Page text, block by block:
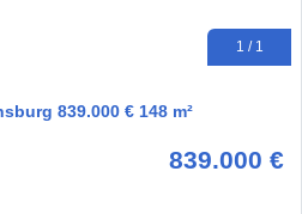
1 / 1
839.000 € 148 m²
839.000 €